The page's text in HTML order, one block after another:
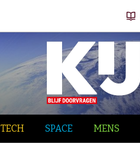
TECH SPACE MENS